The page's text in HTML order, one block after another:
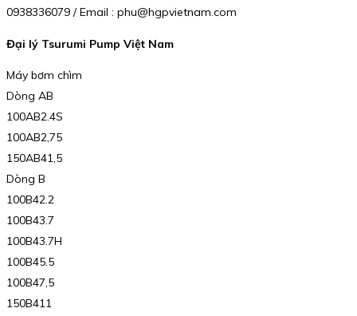
0938336079 / Email : phu@hgpvietnam.com
Đại lý Tsurumi Pump Việt Nam
Máy bơm chìm
Dòng AB
100AB2.4S
100AB2,75
150AB41,5
Dòng B
100B42.2
100B43.7
100B43.7H
100B45.5
100B47,5
150B411